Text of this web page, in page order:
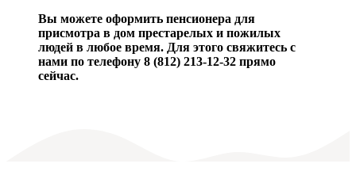
Вы можете оформить пенсионера для
присмотра в дом престарелых и пожилых
людей в любое время. Для этого свяжитесь с
нами по телефону 8 (812) 213-12-32 прямо
сейчас.